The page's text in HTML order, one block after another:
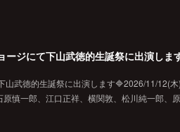
ジにて下山武徳的生誕祭に出演しま
山武徳的生誕祭に出演します🔷2026/11/12(
慎一郎、江口正祥、横関敦、松川純一郎